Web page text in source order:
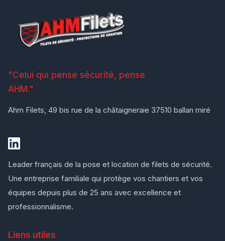
"Celui qui pense sécurité, pense
AHM."
Ahm Filets, 49 bis rue de la châtaigneraie 37510 ballan miré
Leader français de la pose et location de filets de sécurité.
Une entreprise familiale qui protège vos chantiers et vos
équipes depuis plus de 25 ans avec excellence et
professionnalisme.
Liens utiles